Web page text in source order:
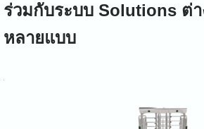
ร่วมกับระบบ Solutions ต่
หลายแบบ